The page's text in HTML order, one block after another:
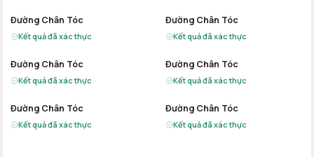
B
Đường Chân Tóc
Kết quả đã xác thực
B
Đường Chân Tóc
Kết quả đã xác thực
B
Đường Chân Tóc
Kết quả đã xác thực
B
Đường Chân Tóc
Kết quả đã xác thực
B
Đường Chân Tóc
Kết quả đã xác thực
B
Đường Chân Tóc
Kết quả đã xác thực